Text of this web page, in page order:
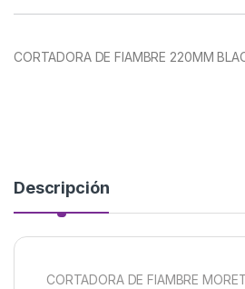
CORTADORA DE FIAMBRE 220MM
Descripción
CORTADORA DE FIAMBRE